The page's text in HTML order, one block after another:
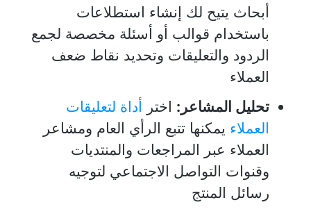
أبحاث يتيح لك إنشاء استطلاعات
باستخدام قوالب أو أسئلة مخصصة لجمع
الردود والتعليقات وتحديد نقاط ضعف
العملاء
تحليل المشاعر: اختر أداة لتعليقات
العملاء يمكنها تتبع الرأي العام ومشاعر
العملاء عبر المراجعات والمنتديات
وقنوات التواصل الاجتماعي لتوجيه
رسائل المنتج